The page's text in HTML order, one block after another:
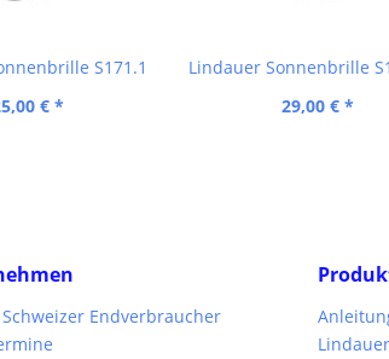
S171.1
€ *
Lindauer Sonnenbrille
29,00 € *
Endverbraucher